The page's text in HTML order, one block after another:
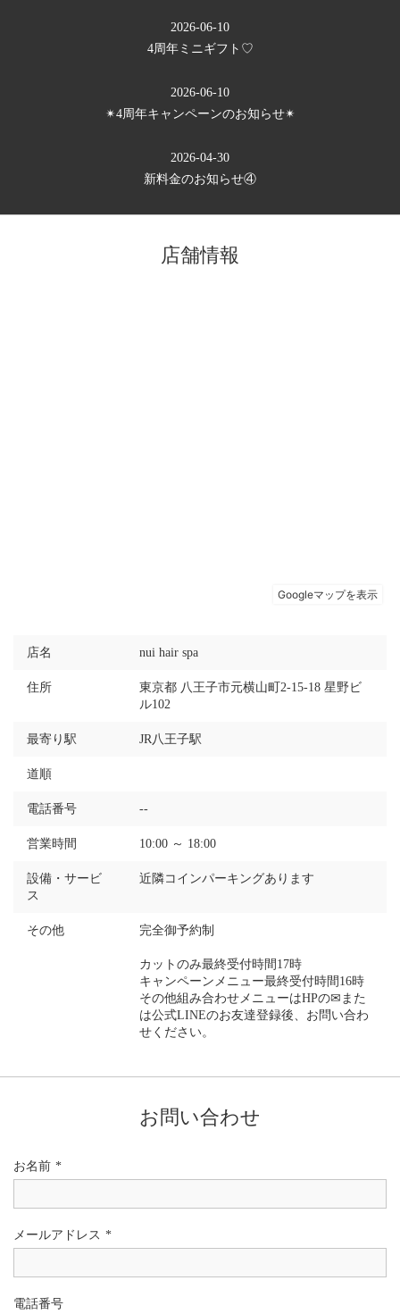
2026-06-10
4周年ミニギフト♡
2026-06-10
✴︎4周年キャンペーンのお知らせ✴︎
2026-04-30
新料金のお知らせ④
店舗情報
店名 nui hair spa
住所
東京都 八王子市元横山町2-15-18 星野ビ
ル102
最寄り駅 JR八王子駅
道順
電話番号 --
営業時間 10:00 ～ 18:00
設備・サービ
ス
近隣コインパーキングあります
その他 完全御予約制
カットのみ最終受付時間17時
キャンペーンメニュー最終受付時間16時
その他組み合わせメニューはHPの✉また
は公式LINEのお友達登録後、お問い合わ
せください。
お問い合わせ
お名前 *
メールアドレス *
電話番号